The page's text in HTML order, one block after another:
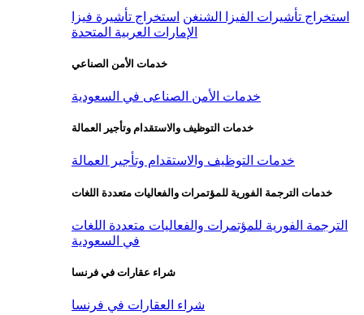
استخراج تأشيرات الفيزا الشنغن استخراج تأشيرة فيزا
الإمارات العربية المتحدة
خدمات الأمن الصناعي
خدمات الأمن الصناعى في السعودية
خدمات التوظيف والاستقدام وتأجير العمالة
خدمات التوظيف والاستقدام وتأجير العمالة
خدمات الترجمة الفورية للمؤتمرات والفعاليات متعددة اللغات
الترجمة الفورية للمؤتمرات والفعاليات متعددة اللغات
في السعودية
شراء عقارات في فرنسا
شراء العقارات في فرنسا